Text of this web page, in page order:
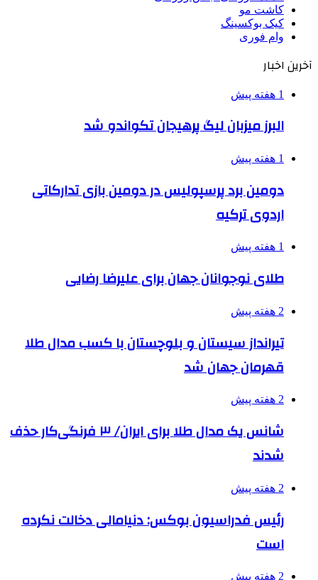
کاشت مو
کیک بوکسینگ
وام فوری
آخرین اخبار
1 هفته پیش
البرز میزبان لیگ پرهیجان تکواندو شد
1 هفته پیش
دومین برد پرسپولیس در دومین بازی تدارکاتی
اردوی ترکیه
1 هفته پیش
طلای نوجوانان جهان برای علیرضا رضایی
2 هفته پیش
تیرانداز سیستان و بلوچستان با کسب مدال طلا
قهرمان جهان شد
2 هفته پیش
شانس یک مدال طلا برای ایران/ ۳ فرنگی‌کار حذف
شدند
2 هفته پیش
رئیس فدراسیون بوکس: دنیامالی دخالت نکرده
است
2 هفته پیش